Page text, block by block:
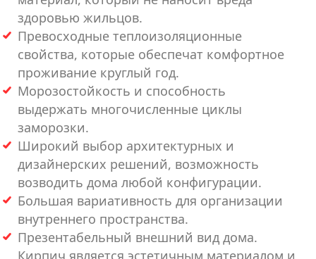
здоровью жильцов.
Превосходные теплоизоляционные
свойства, которые обеспечат комфортное
проживание круглый год.
Морозостойкость и способность
выдержать многочисленные циклы
заморозки.
Широкий выбор архитектурных и
дизайнерских решений, возможность
возводить дома любой конфигурации.
Большая вариативность для организации
внутреннего пространства.
Презентабельный внешний вид дома.